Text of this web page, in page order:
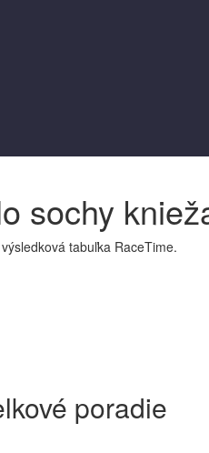
sochy
tabuľka RaceTime.
poradie